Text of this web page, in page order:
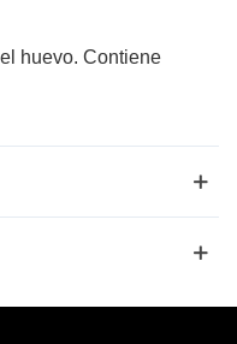
huevo. Contiene